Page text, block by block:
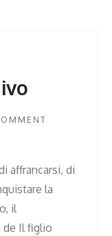
affrancarsi, di
la
il
de Il figlio